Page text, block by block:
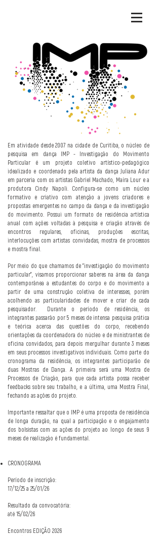
Em atividade desde 2007 na cidade de Curitiba, o núcleo de
pesquisa em dança IMP - Investigação do Movimento
Particular é um projeto coletivo artístico-pedagógico
idealizado e coordenado pela artista da dança Juliana Adur
em parceria com os artistas Gabriel Machado, Maíra Lour e a
produtora Cindy Napoli. Configura-se como um núcleo
formativo e criativo com atenção a jovens criadores e
propostas emergentes no campo da dança e da investigação
do movimento. Possui um formato de residência artística
anual com ações voltadas à pesquisa e criação através de
encontros regulares, oficinas, produções escritas,
interlocuções com artistas convidadas, mostra de processos
e mostra final.
Por meio do que chamamos de "investigação do movimento
particular", visamos proporcionar saberes na área da dança
contemporânea a estudantes do corpo e do movimento a
partir de uma construção coletiva de interesses, porém
acolhendo as particularidades de mover e criar de cada
pesquisador. Durante o período de residência, os
integrantes passarão por 5 meses de intensa pesquisa prática
e teórica acerca das questões do corpo, recebendo
orientações da coordenadora do núcleo e de ministrantes de
oficina convidados, para depois mergulhar durante 3 meses
em seus processos investigativos individuais. Como parte do
cronograma da residência, os integrantes participarão de
duas Mostras de Dança. A primeira será uma Mostra de
Processos de Criação, para que cada artista possa receber
feedbacks sobre seu trabalho, e a última, uma Mostra Final,
fechando as ações do projeto.
Importante ressaltar que o IMP é uma proposta de residência
de longa duração, na qual a participação e o engajamento
dos bolsistas com as ações do projeto ao longo de seus 9
meses de realização é fundamental.
CRONOGRAMA
Período de inscrição:
17/12/25 a 25/01/26
Resultado da convocatória:
até 15/02/26
Encontros EDIÇÃO 2026